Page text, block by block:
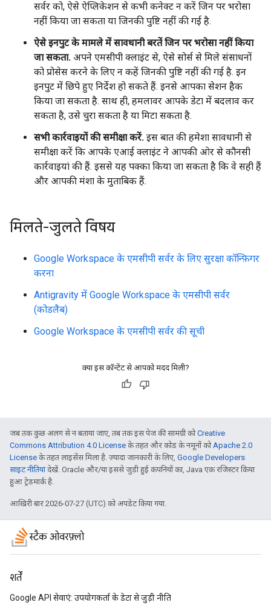
सर्वर को, ऐसे ऐप्लिकेशन से कभी कनेक्ट न करें जिन पर भरोसा
नहीं किया जा सकता या जिनकी पुष्टि नहीं की गई है.
ऐसे इनपुट के मामले में सावधानी बरतें जिन पर भरोसा नहीं किया
जा सकता. अपने एमसीपी क्लाइंट से, ऐसे सोर्स से मिले संसाधनों
को प्रोसेस करने के लिए न कहें जिनकी पुष्टि नहीं की गई है. इन
इनपुट में छिपे हुए निर्देश हो सकते हैं. इनसे आपका सेशन हैक
किया जा सकता है. साथ ही, हमलावर आपके डेटा में बदलाव कर
सकता है, उसे चुरा सकता है या मिटा सकता है.
सभी कार्रवाइयों की समीक्षा करें. इस बात की हमेशा सावधानी से
समीक्षा करें कि आपके एआई क्लाइंट ने आपकी ओर से कौनसी
कार्रवाइयां की हैं. इससे यह पक्का किया जा सकता है कि वे सही हैं
और आपकी मंशा के मुताबिक हैं.
मिलते-जुलते विषय
Google Workspace के एमसीपी सर्वर के लिए सुरक्षा कॉन्फ़िगर
करना
Antigravity में Google Workspace के एमसीपी सर्वर
(कोडलैब)
Google Workspace के एमसीपी सर्वर की सूची
क्या इस कॉन्टेंट से आपको मदद मिली?
जब तक कुछ अलग से न बताया जाए, तब तक इस पेज की सामग्री कोCreative
Commons Attribution 4.0 License के तहत और कोड के नमूनों कोApache 2.0
License के तहत लाइसेंस मिला है. ज़्यादा जानकारी के लिए, Google Developers
साइट नीतियांदेखें. Oracle और/या इससे जुड़ी हुई कंपनियों का, Java एक रजिस्टर किया
हुआ ट्रेडमार्क है.
आखिरी बार 2026-07-27 (UTC) को अपडेट किया गया.
स्टैक ओवरफ़्लो
शर्तें
Google API सेवाएं: उपयोगकर्ता के डेटा से जुड़ी नीति